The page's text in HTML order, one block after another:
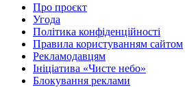
Про проєкт
Угода
Політика конфіденційності
Правила користуванням сайтом
Рекламодавцям
Ініціатива «Чисте небо»
Блокування реклами